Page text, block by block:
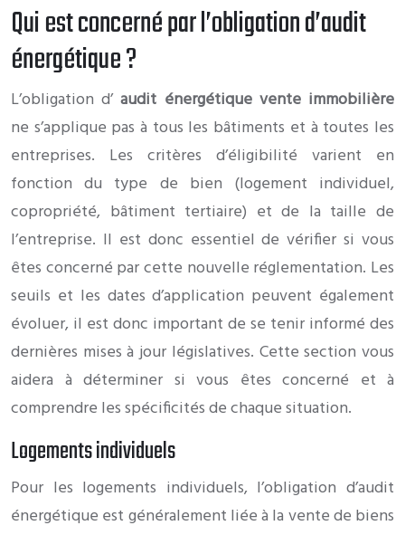
Qui est concerné par l’obligation d’audit
énergétique ?
L’obligation d’audit énergétique vente immobilière
ne s’applique pas à tous les bâtiments et à toutes les
entreprises. Les critères d’éligibilité varient en
fonction du type de bien (logement individuel,
copropriété, bâtiment tertiaire) et de la taille de
l’entreprise. Il est donc essentiel de vérifier si vous
êtes concerné par cette nouvelle réglementation. Les
seuils et les dates d’application peuvent également
évoluer, il est donc important de se tenir informé des
dernières mises à jour législatives. Cette section vous
aidera à déterminer si vous êtes concerné et à
comprendre les spécificités de chaque situation.
Logements individuels
Pour les logements individuels, l’obligation d’audit
énergétique est généralement liée à la vente de biens